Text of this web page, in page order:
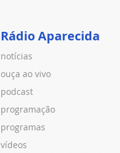
Rádio Aparecida
notícias
ouça ao vivo
podcast
programação
programas
vídeos